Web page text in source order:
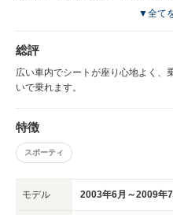
り降りもしやすいです。内装もシン
ンもふかふかで座りやすい素材だな
オクだったので、維持費が気になる
▼全て
総評
広い車内でシートが座り心地よく、
いで乗れます。
特徴
スポーティ
モデル 2003年6月～2009年7